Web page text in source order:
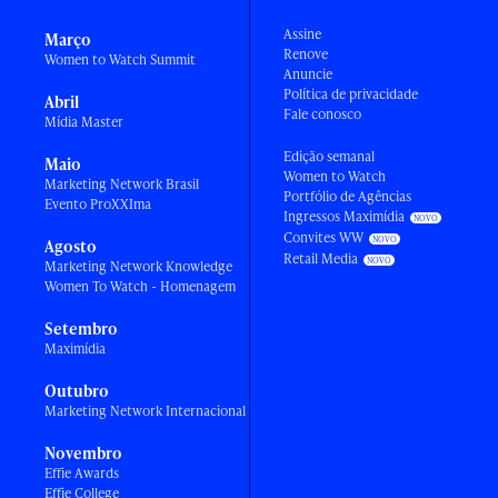
Março
Women to Watch Summit
Abril
Mídia Master
Maio
Marketing Network Brasil
Evento ProXXIma
Agosto
Marketing Network Knowledge
Women To Watch - Homenagem
Setembro
Maximídia
Outubro
Marketing Network Internacional
Novembro
Effie Awards
Effie College
Assine
Renove
Anuncie
Política de privacidade
Fale conosco
Edição semanal
Women to Watch
Portfólio de Agências
Ingressos Maximídia
Convites WW
Retail Media